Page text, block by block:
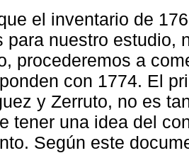
el inventario de
para nuestro estudio,
procederemos a
con 1774. El
y Zerruto, no es
tener una idea del
Según este